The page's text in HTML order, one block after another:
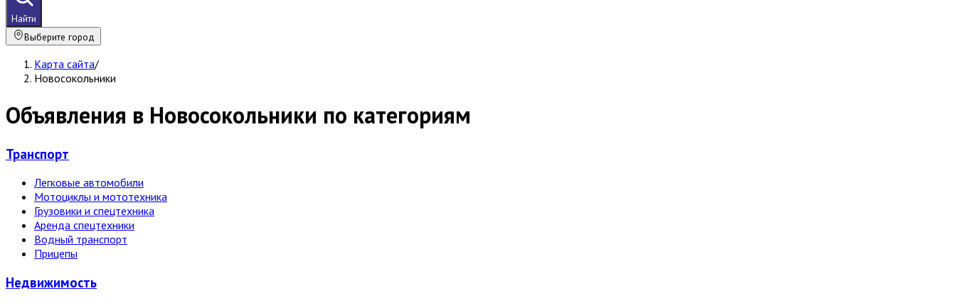
Найти
Выберите город
Карта сайта/
Новосокольники
Объявления в Новосокольники по категориям
Транспорт
Легковые автомобили
Мотоциклы и мототехника
Грузовики и спецтехника
Аренда спецтехники
Водный транспорт
Прицепы
Недвижи­мость